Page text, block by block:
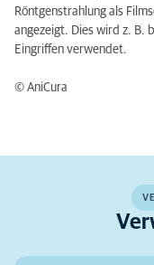
Röntgenstrahlung als
angezeigt. Dies wird z. B.
Eingriffen verwendet.
© AniCura